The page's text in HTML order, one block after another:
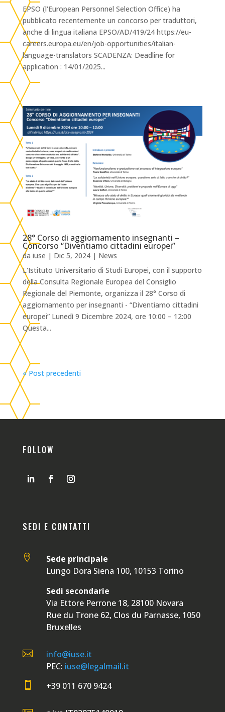
EPSO (l'European Personnel Selection Office) ha
pubblicato recentemente un concorso per traduttori,
anche di lingua italiana EPSO/AD/419/24 https://eu-
careers.europa.eu/en/job-opportunities/italian-
language-translators SCADENZA: Deadline for
application : 14/01/2025...
28° Corso di aggiornamento insegnanti –
Concorso “Diventiamo cittadini europei”
da iuse | Dic 5, 2024| News
L'Istituto Universitario di Studi Europei, con il supporto
della Consulta Regionale Europea del Consiglio
Regionale del Piemonte, organizza il 28° Corso di
aggiornamento per insegnanti - “Diventiamo cittadini
europei” Lunedì 9 Dicembre 2024, ore 10:00 – 12:00
Questa...
« Post precedenti
FOLLOW
SEDI E CONTATTI

Sede principale
Lungo Dora Siena 100, 10153 Torino
Sedi secondarie
Via Ettore Perrone 18, 28100 Novara
Rue du Trone 62, Clos du Parnasse, 1050
Bruxelles

info@iuse.it
PEC: iuse@legalmail.it
 +39 011 670 9424